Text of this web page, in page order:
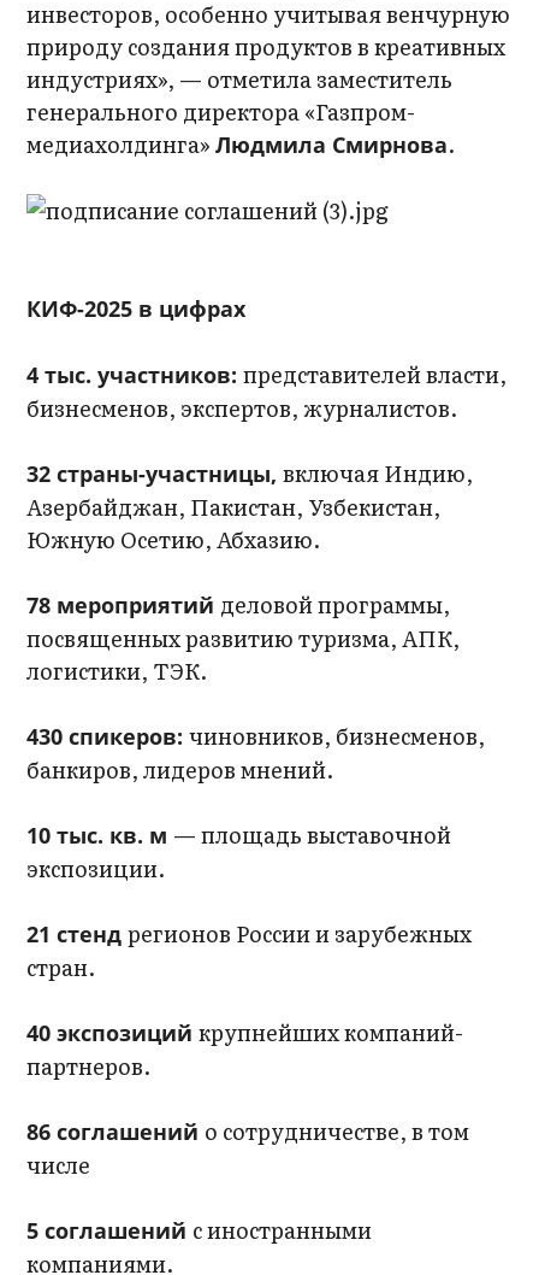
инвесторов, особенно учитывая венчурную
природу создания продуктов в креативных
индустриях», — отметила заместитель
генерального директора «Газпром-
медиахолдинга»Людмила Смирнова.
КИФ-2025 в цифрах
4 тыс. участников: представителей власти,
бизнесменов, экспертов, журналистов.
32 страны-участницы,включая Индию,
Азербайджан, Пакистан, Узбекистан,
Южную Осетию, Абхазию.
78 мероприятий деловой программы,
посвященных развитию туризма, АПК,
логистики, ТЭК.
430 спикеров:чиновников, бизнесменов,
банкиров, лидеров мнений.
10 тыс. кв. м — площадь выставочной
экспозиции.
21 стендрегионов России и зарубежных
стран.
40 экспозицийкрупнейших компаний-
партнеров.
86 соглашений о сотрудничестве, в том
числе
5 соглашений с иностранными
компаниями.